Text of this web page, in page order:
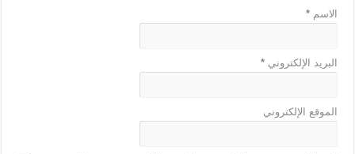
الاسم*
البريد الإلكتروني*
الموقع الإلكتروني